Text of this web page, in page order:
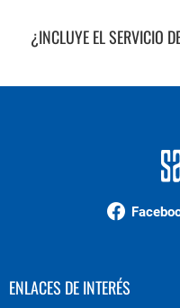
¿INCLUYE EL SERVICIO
ENLACES DE INTERÉS